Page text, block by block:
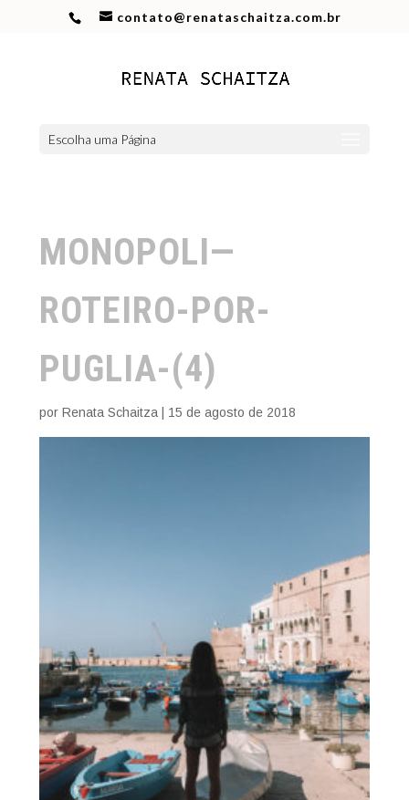
contato@renataschaitza.com.br
Escolha uma Página
MONOPOLI—
ROTEIRO-POR-
PUGLIA-(4)
por Renata Schaitza| 15 de agosto de 2018